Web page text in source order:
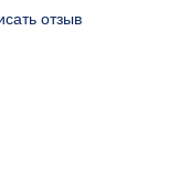
отзыв